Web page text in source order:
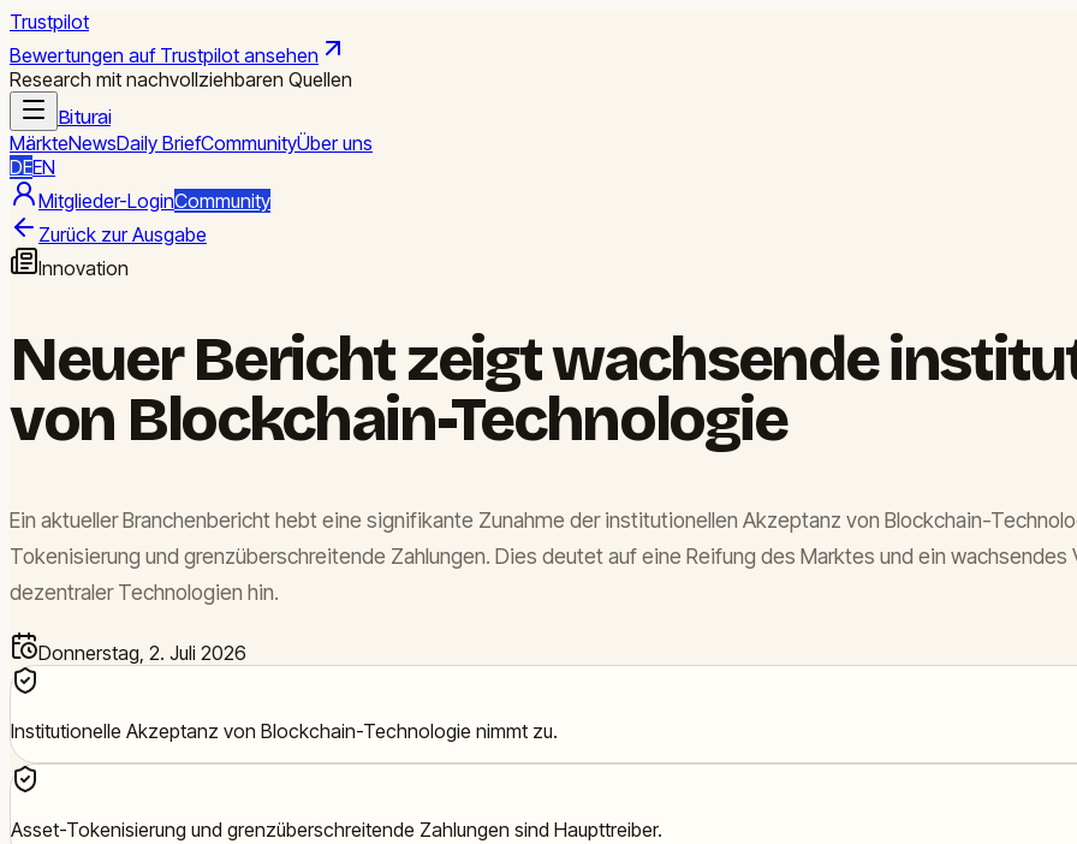
Trustpilot
Bewertungen auf Trustpilot ansehen
Research mit nachvollziehbaren Quellen
Biturai
MärkteNewsDaily BriefCommunityÜber uns
DEEN
Mitglieder-LoginCommunity
Zurück zur Ausgabe
Innovation
Neuer Bericht zeigt wachsende
von Blockchain-Technologie
Ein aktueller Branchenbericht hebt eine signifikante Zunahme der institutionellen Akzeptanz von Blockchain-
Tokenisierung und grenzüberschreitende Zahlungen. Dies deutet auf eine Reifung des Marktes und ein
dezentraler Technologien hin.
Donnerstag, 2. Juli 2026
Institutionelle Akzeptanz von Blockchain-Technologie nimmt zu.
Asset-Tokenisierung und grenzüberschreitende Zahlungen sind Haupttreiber.